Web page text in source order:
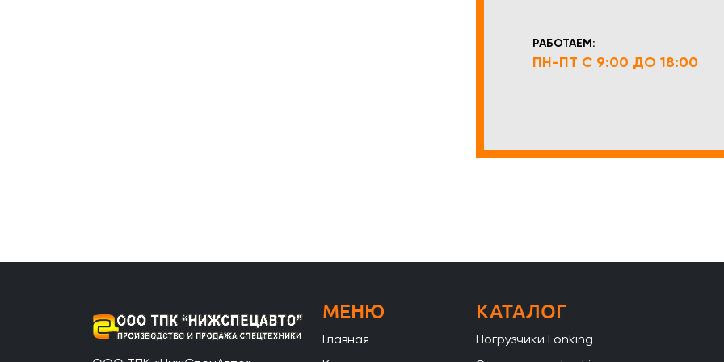
РАБОТАЕМ:
ПН-ПТ С 9:00 ДО 18:00
МЕНЮ
Главная
КАТАЛОГ
Погрузчики Lonking